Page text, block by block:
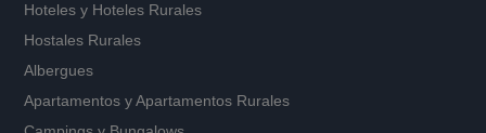
Hoteles y Hoteles Rurales
Hostales Rurales
Albergues
Apartamentos yApartamentos Rurales